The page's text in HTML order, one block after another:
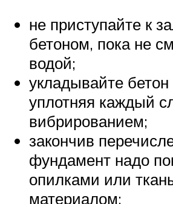
не приступайте к
бетоном, пока не
водой;
укладывайте бетон
уплотняя каждый
вибрированием;
закончив
фундамент надо
опилками или
материалом;